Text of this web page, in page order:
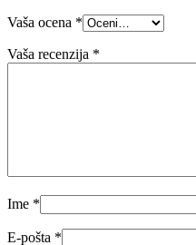
Vaša ocena *
Vaša recenzija *
Ime *
E-pošta *